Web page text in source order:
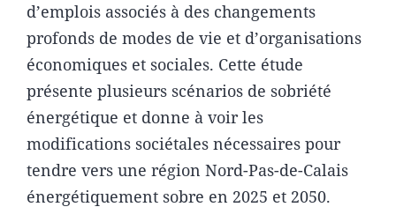
d’emplois associés à des changements
profonds de modes de vie et d’organisations
économiques et sociales. Cette étude
présente plusieurs scénarios de sobriété
énergétique et donne à voir les
modifications sociétales nécessaires pour
tendre vers une région Nord-Pas-de-Calais
énergétiquement sobre en 2025 et 2050.